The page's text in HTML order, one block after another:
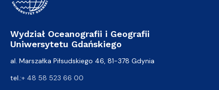
Wydział Oceanografii i Geografii
Uniwersytetu Gdańskiego
al. Marszałka Piłsudskiego 46, 81-378 Gdynia
tel.:+ 48 58 523 66 00